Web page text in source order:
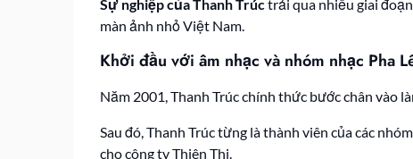
Sự nghiệp của Thanh Trúctrải qua nhiều giai
màn ảnh nhỏ Việt Nam.
Khởi đầu với âm nhạc và nhóm nhạc Pha
Năm 2001, Thanh Trúc chính thức bước chân vào
Sau đó, Thanh Trúc từng là thành viên của các
cho công ty Thiên Thi.